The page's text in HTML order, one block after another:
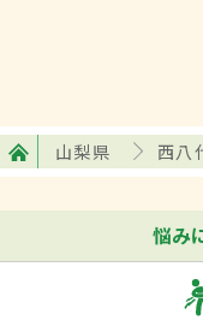
山梨県 西八
悩み